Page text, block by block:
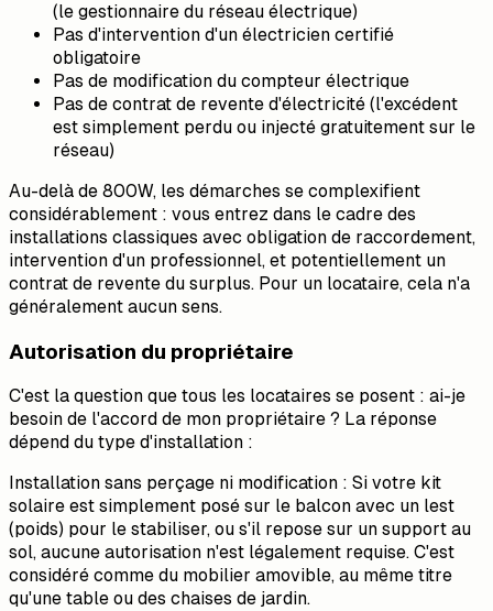
(le gestionnaire du réseau électrique)
Pas d'intervention d'un électricien certifié
obligatoire
Pas de modification du compteur électrique
Pas de contrat de revente d'électricité (l'excédent
est simplement perdu ou injecté gratuitement sur le
réseau)
Au-delà de 800W, les démarches se complexifient
considérablement : vous entrez dans le cadre des
installations classiques avec obligation de raccordement,
intervention d'un professionnel, et potentiellement un
contrat de revente du surplus. Pour un locataire, cela n'a
généralement aucun sens.
Autorisation du propriétaire
C'est la question que tous les locataires se posent : ai-je
besoin de l'accord de mon propriétaire ? La réponse
dépend du type d'installation :
Installation sans perçage ni modification : Si votre kit
solaire est simplement posé sur le balcon avec un lest
(poids) pour le stabiliser, ou s'il repose sur un support au
sol, aucune autorisation n'est légalement requise. C'est
considéré comme du mobilier amovible, au même titre
qu'une table ou des chaises de jardin.